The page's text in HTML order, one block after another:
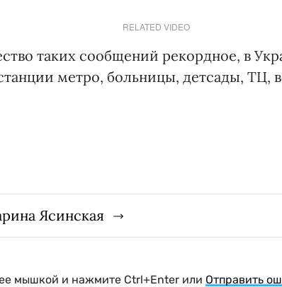
RELATED VIDEO
таких сообщений рекордное, в
метро, больницы, детсады, ТЦ,
Ясинская
мышкой и нажмите Ctrl+Enter или Отправить